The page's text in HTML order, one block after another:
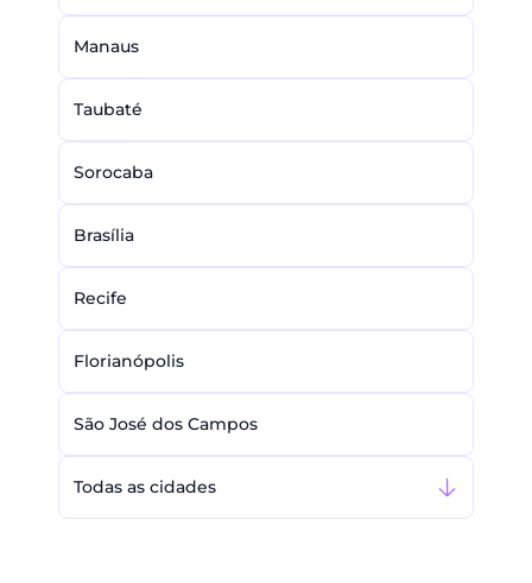
Manaus
Taubaté
Sorocaba
Brasília
Recife
Florianópolis
São José dos Campos
Todas as cidades